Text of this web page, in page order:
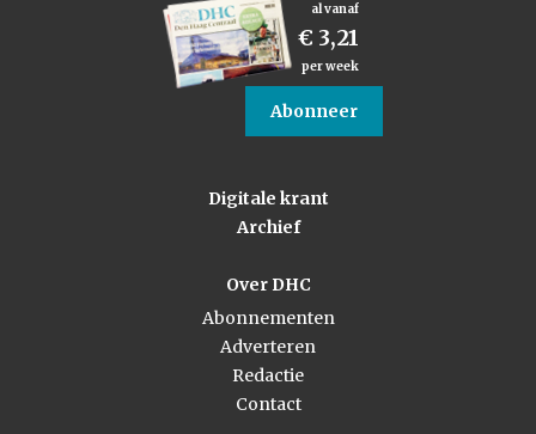
al vanaf
€ 3,21
per week
Abonneer
Digitale krant
Archief
Over DHC
Abonnementen
Adverteren
Redactie
Contact